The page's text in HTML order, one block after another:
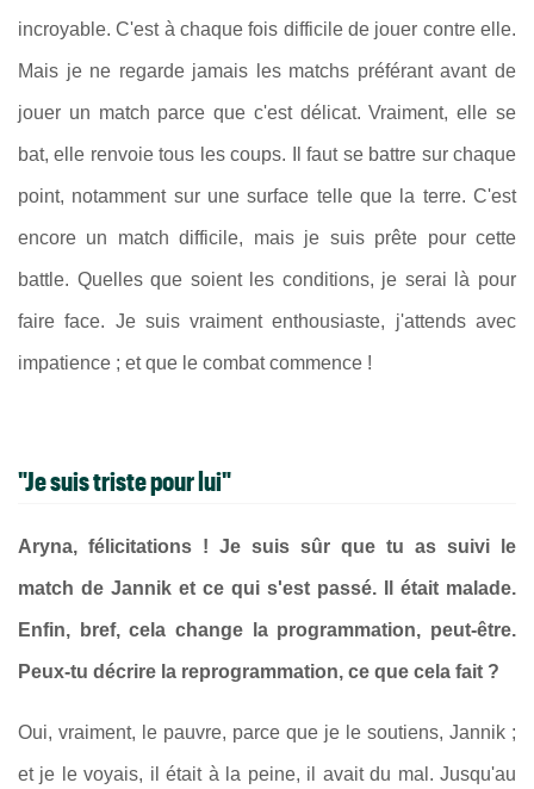
incroyable. C'est à chaque fois difficile de jouer contre elle.
Mais je ne regarde jamais les matchs préférant avant de
jouer un match parce que c'est délicat. Vraiment, elle se
bat, elle renvoie tous les coups. Il faut se battre sur chaque
point, notamment sur une surface telle que la terre. C'est
encore un match difficile, mais je suis prête pour cette
battle. Quelles que soient les conditions, je serai là pour
faire face. Je suis vraiment enthousiaste, j'attends avec
impatience ; et que le combat commence !
"Je suis triste pour lui"
Aryna, félicitations ! Je suis sûr que tu as suivi le
match de Jannik et ce qui s'est passé. Il était malade.
Enfin, bref, cela change la programmation, peut-être.
Peux-tu décrire la reprogrammation, ce que cela fait ?
Oui, vraiment, le pauvre, parce que je le soutiens, Jannik ;
et je le voyais, il était à la peine, il avait du mal. Jusqu'au